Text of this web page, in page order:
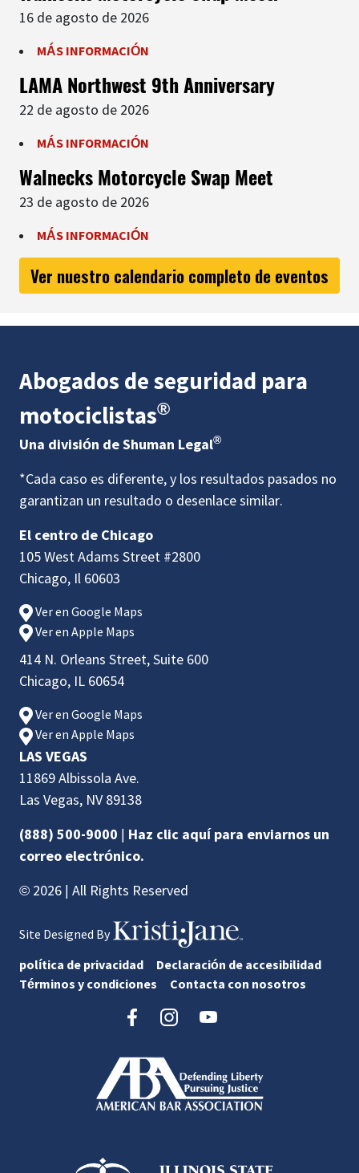
16 de agosto de 2026
MÁS INFORMACIÓN
LAMA Northwest 9th Anniversary
22 de agosto de 2026
MÁS INFORMACIÓN
Walnecks Motorcycle Swap Meet
23 de agosto de 2026
MÁS INFORMACIÓN
Ver nuestro calendario completo de eventos
Abogados de seguridad para
motociclistas®
Una división de Shuman Legal®
*Cada caso es diferente, y los resultados pasados no
garantizan un resultado o desenlace similar.
El centro de Chicago
105 West Adams Street #2800
Chicago, Il 60603
Ver en Google Maps
Ver en Apple Maps
414 N. Orleans Street, Suite 600
Chicago, IL 60654
Ver en Google Maps
Ver en Apple Maps
LAS VEGAS
11869 Albissola Ave.
Las Vegas, NV 89138
(888) 500-9000 | Haz clic aquí para enviarnos un
correo electrónico.
© 2026 | All Rights Reserved
Site Designed By
política de privacidad
Declaración de accesibilidad
Términos y condiciones
Contacta con nosotros